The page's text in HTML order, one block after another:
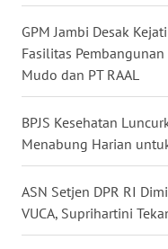
GPM Jambi Desak
Fasilitas
Mudo dan PT RAAL
BPJS Kesehatan
Menabung Harian
ASN Setjen DPR RI
VUCA, Suprihartini
WN
JATIM
WN
KALBAR